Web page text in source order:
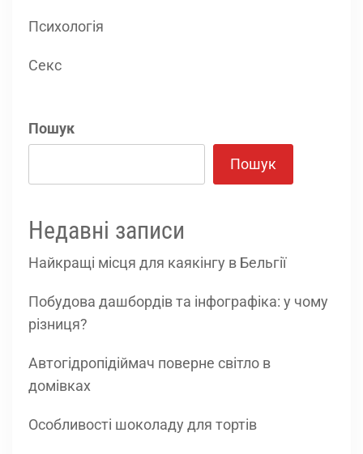
Психологія
Секс
Пошук
Пошук
Недавні записи
Найкращі місця для каякінгу в Бельгії
Побудова дашбордів та інфографіка: у чому
різниця?
Автогідропідіймач поверне світло в
домівках
Особливості шоколаду для тортів